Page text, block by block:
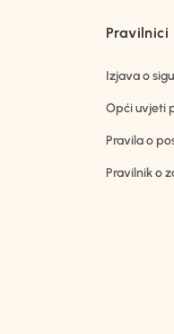
Pravilnici
Izjava o
Opći uvjeti
Pravila o
Pravilnik o